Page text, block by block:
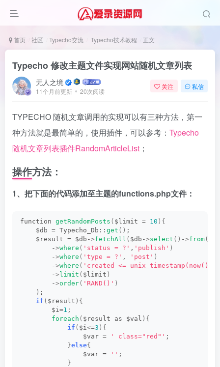
首页 社区 Typecho交流 Typecho技术教程 正文
Typecho 修改主题文件实现网站随机文章列表
无人之境
11个月前更新 20次阅读
关注 私信
TYPECHO 随机文章调用的实现可以有三种方法，第一
种方法就是最简单的，使用插件，可以参考： Typecho
随机文章列表插件RandomArticleList ；
操作方法：
1、把下面的代码添加至主题的functions.php文件：
function getRandomPosts ( $limit = 10 ){
    $db = Typecho_Db::
get () ;
    $result = $db-
>fetchAll ( $db->select () ->from(
        -
>where ( 'status = ?' , 'publish' )
        -
>where ( 'type = ?' , 'post' )
        -
>where ( 'created <= unix_timestamp(now())'
        -
> limit ( $limit )
        -
>order( 'RAND()' )
) ;
if ( $result ){
        $i=
1 ;
foreach ( $result as $val ){
if ( $i<=3 ){
                $var =
' class="red"' ;
}else{
                $var =
'' ;
}